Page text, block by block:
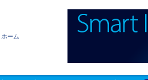
ホーム